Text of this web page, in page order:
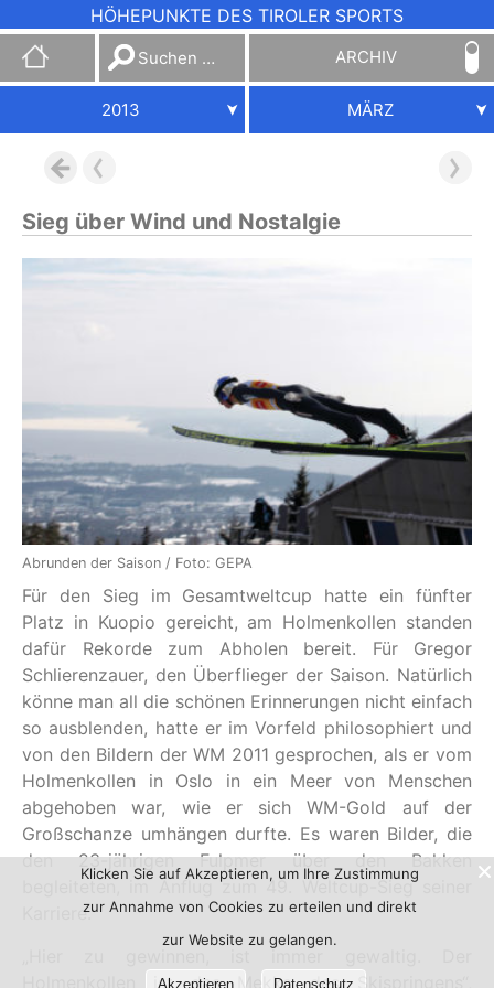
HÖHEPUNKTE DES TIROLER SPORTS
Suchen
nach:
ARCHIV
2013 MÄRZ
Sieg über Wind und Nostalgie
Abrunden der Saison / Foto: GEPA
Für den Sieg im Gesamtweltcup hatte ein fünfter
Platz in Kuopio gereicht, am Holmenkollen standen
dafür Rekorde zum Abholen bereit. Für Gregor
Schlierenzauer, den Überflieger der Saison. Natürlich
könne man all die schönen Erinnerungen nicht einfach
so ausblenden, hatte er im Vorfeld philosophiert und
von den Bildern der WM 2011 gesprochen, als er vom
Holmenkollen in Oslo in ein Meer von Menschen
abgehoben war, wie er sich WM-Gold auf der
Großschanze umhängen durfte. Es waren Bilder, die
den 23-jährigen Fulpmer über den Bakken
begleiteten, im Anflug zum 49. Weltcup-Sieg seiner
Karriere.
„Hier zu gewinnen, ist immer gewaltig. Der
Holmenkollen ist das Mekka des Skispringens“,
Klicken Sie auf Akzeptieren, um Ihre Zustimmung
zur Annahme von Cookies zu erteilen und direkt
zur Website zu gelangen.
Akzeptieren Datenschutz